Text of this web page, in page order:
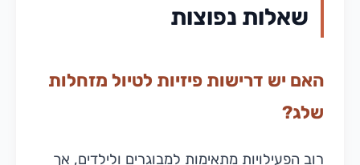
שאלות נפוצות
האם יש דרישות פיזיות לטיול מזחלות
שלג?
רוב הפעילויות מתאימות למבוגרים ולילדים, אך